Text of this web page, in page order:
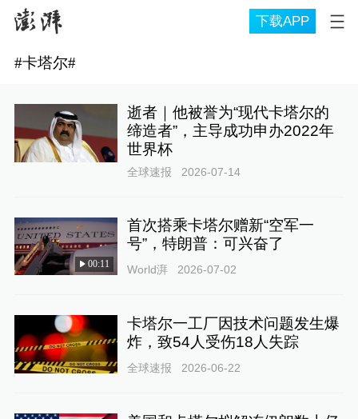
下载APP
#卡塔尔#
逝者｜他被誉为“现代卡塔尔的
缔造者”，主导成功申办2022年
世界杯
全球速报 2026-07-14
00:11
首次搭乘卡塔尔赠新“空军一
号”，特朗普：可兴奋了
World湃 2026-07-02
卡塔尔一工厂因技术问题发生爆
炸，致54人受伤18人失踪
全球速报 2026-06-22